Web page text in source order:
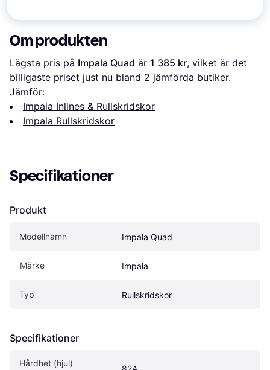
Om produkten
Lägsta pris på Impala Quad är 1 385 kr, vilket är det
billigaste priset just nu bland 2 jämförda butiker.
Jämför:
Impala Inlines & Rullskridskor
Impala Rullskridskor
Specifikationer
Produkt
Modellnamn Impala Quad
Märke Impala
Typ Rullskridskor
Specifikationer
Hårdhet (hjul)